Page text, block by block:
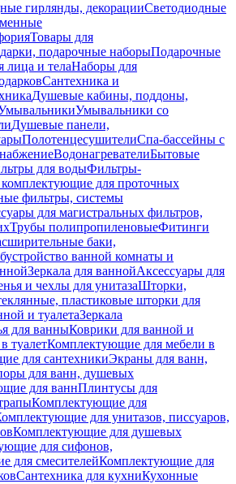
гирлянды, декорацииСветодиодные
Товары для
подарочные наборыПодарочные
лица и телаНаборы для
Сантехника и
Душевые кабины, поддоны,
Умывальники со
Душевые панели,
ПолотенцесушителиСпа-бассейны с
ВодонагревателиБытовые
для водыФильтры-
для проточных
фильтры, системы
для магистральных фильтров,
Трубы полипропиленовыеФитинги
баки,
ванной комнаты и
Зеркала для ваннойАксессуары для
и чехлы для унитазаШторки,
пластиковые шторки для
и туалетаЗеркала
для ванныКоврики для ванной и
туалетКомплектующие для мебели в
для сантехникиЭкраны для ванн,
для ванн, душевых
для ваннПлинтусы для
Комплектующие для
для унитазов, писсуаров,
Комплектующие для душевых
для сифонов,
для смесителейКомплектующие для
Сантехника для кухниКухонные